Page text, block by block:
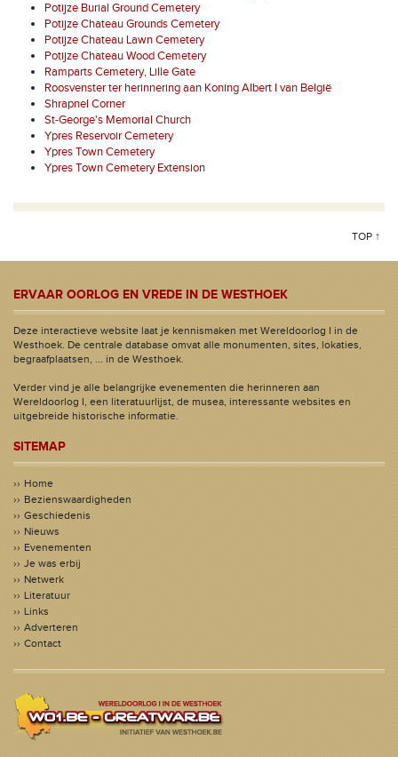
Potijze Burial Ground Cemetery
Potijze Chateau Grounds Cemetery
Potijze Chateau Lawn Cemetery
Potijze Chateau Wood Cemetery
Ramparts Cemetery, Lille Gate
Roosvenster ter herinnering aan Koning Albert I van België
Shrapnel Corner
St-George's Memorial Church
Ypres Reservoir Cemetery
Ypres Town Cemetery
Ypres Town Cemetery Extension
TOP ↑
ERVAAR OORLOG EN VREDE IN DE WESTHOEK
Deze interactieve website laat je kennismaken met Wereldoorlog I in de
Westhoek. De centrale database omvat alle monumenten, sites, lokaties,
begraafplaatsen, ... in de Westhoek.
Verder vind je alle belangrijke evenementen die herinneren aan
Wereldoorlog I, een literatuurlijst, de musea, interessante websites en
uitgebreide historische informatie.
SITEMAP
Home
Bezienswaardigheden
Geschiedenis
Nieuws
Evenementen
Je was erbij
Netwerk
Literatuur
Links
Adverteren
Contact